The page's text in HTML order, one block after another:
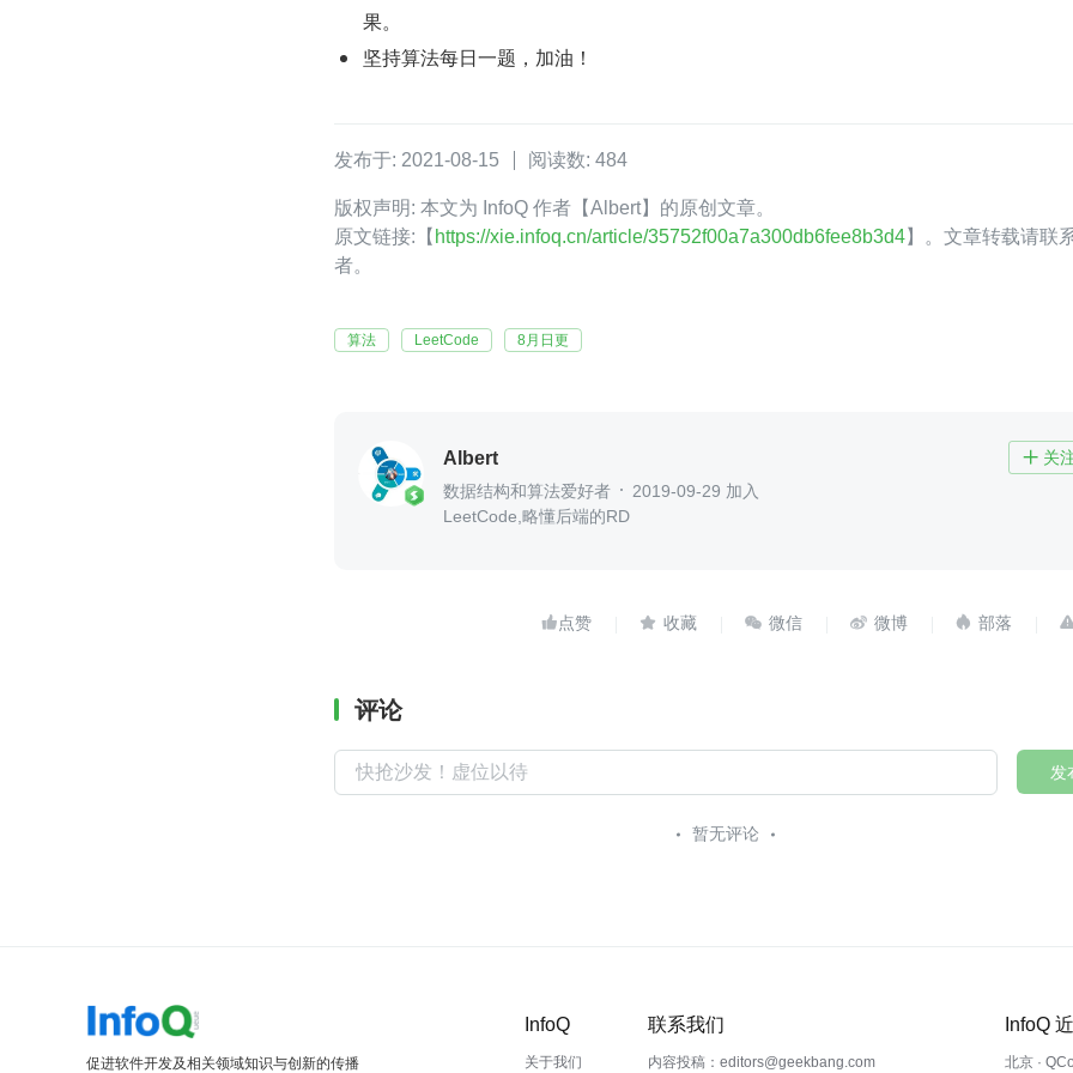
果。
坚持算法每日一题，加油！
发布于: 2021-08-15 阅读数: 484
版权声明: 本文为 InfoQ 作者【Albert】的原创文章。
原文链接:【 https://xie.infoq.cn/article/35752f00a7a300db6fee8b3d4】。文章转载请联
者。
算法 LeetCode 8月日更
Albert  关
数据结构和算法爱好者
2019-09-29 加入
LeetCode,略懂后端的RD
    
评论
发
暂无评论
促进软件开发及相关领域知识与创新的传播
InfoQ
关于我们
联系我们
内容投稿：editors@geekbang.com
InfoQ
北京 ·